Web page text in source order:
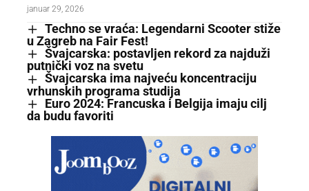
januar 29, 2026
Techno se vraća: Legendarni Scooter stiže
u Zagreb na Fair Fest!
Švajcarska: postavljen rekord za najduži
putnički voz na svetu
Švajcarska ima najveću koncentraciju
vrhunskih programa studija
Euro 2024: Francuska i Belgija imaju cilj
da budu favoriti